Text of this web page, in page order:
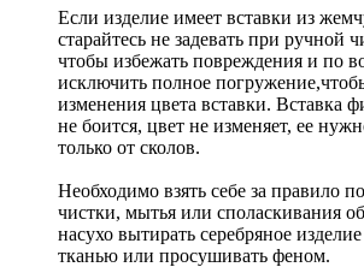
Если изделие имеет вставки из
старайтесь не задевать при ручной
чтобы избежать повреждения и по
исключить полное
изменения цвета вставки. Вставка
не боится, цвет не изменяет, ее
только от сколов.
Необходимо взять себе за правило
чистки, мытья или споласкивания
насухо вытирать серебряное
тканью или просушивать феном.